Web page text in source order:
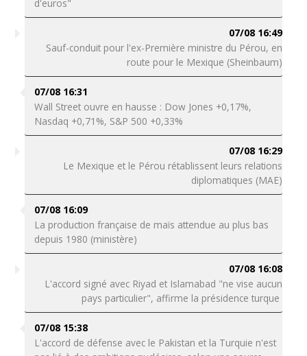
d'euros"
07/08 16:49
Sauf-conduit pour l'ex-Première ministre du Pérou, en
route pour le Mexique (Sheinbaum)
07/08 16:31
Wall Street ouvre en hausse : Dow Jones +0,17%,
Nasdaq +0,71%, S&P 500 +0,33%
07/08 16:29
Le Mexique et le Pérou rétablissent leurs relations
diplomatiques (MAE)
07/08 16:09
La production française de maïs attendue au plus bas
depuis 1980 (ministère)
07/08 16:08
L'accord signé avec Riyad et Islamabad "ne vise aucun
pays particulier", affirme la présidence turque
07/08 15:38
L'accord de défense avec le Pakistan et la Turquie n'est